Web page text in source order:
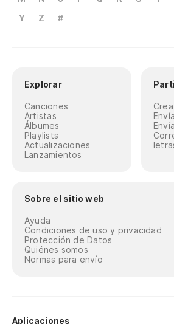
Y
Z #
Explorar
Canciones
Artistas
Álbumes
Playlists
Actualizaciones
Lanzamientos
Sobre el sitio web
Ayuda
Condiciones de uso y privacidad
Protección de Datos
Quiénes somos
Normas para envío
Aplicaciones